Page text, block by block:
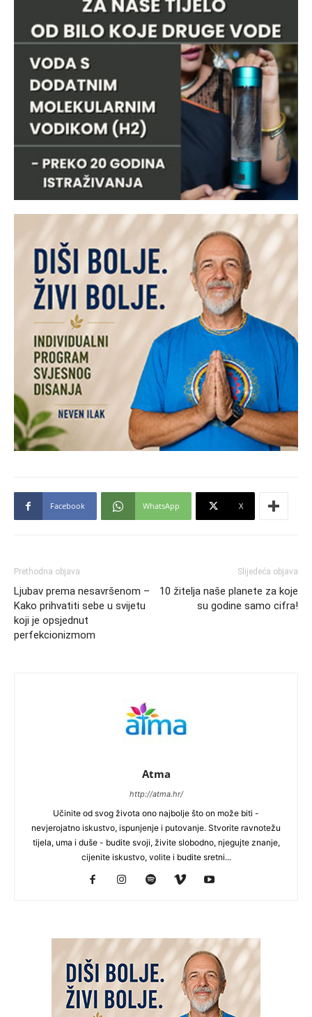
Facebook WhatsApp X
Prethodna objava
Ljubav prema nesavršenom –
Kako prihvatiti sebe u svijetu
koji je opsjednut
perfekcionizmom
Slijedeća objava
10 žitelja naše planete za koje
su godine samo cifra!
Atma
http://atma.hr/
Učinite od svog života ono najbolje što on može biti -
nevjerojatno iskustvo, ispunjenje i putovanje. Stvorite ravnotežu
tijela, uma i duše - budite svoji, živite slobodno, njegujte znanje,
cijenite iskustvo, volite i budite sretni...